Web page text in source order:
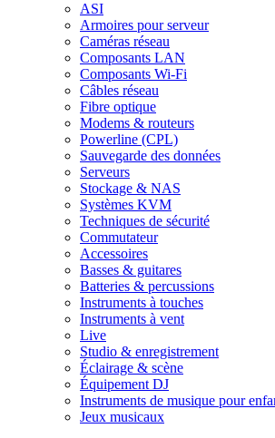
ASI
Armoires pour serveur
Caméras réseau
Composants LAN
Composants Wi-Fi
Câbles réseau
Fibre optique
Modems & routeurs
Powerline (CPL)
Sauvegarde des données
Serveurs
Stockage & NAS
Systèmes KVM
Techniques de sécurité
Commutateur
Accessoires
Basses & guitares
Batteries & percussions
Instruments à touches
Instruments à vent
Live
Studio & enregistrement
Éclairage & scène
Équipement DJ
Instruments de musique pour
Jeux musicaux